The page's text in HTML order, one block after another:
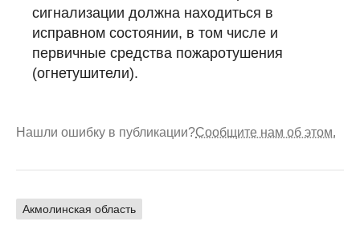
сигнализации должна находиться в
исправном состоянии, в том числе и
первичные средства пожаротушения
(огнетушители).
Нашли ошибку в публикации?Сообщите нам об этом.
Акмолинская область